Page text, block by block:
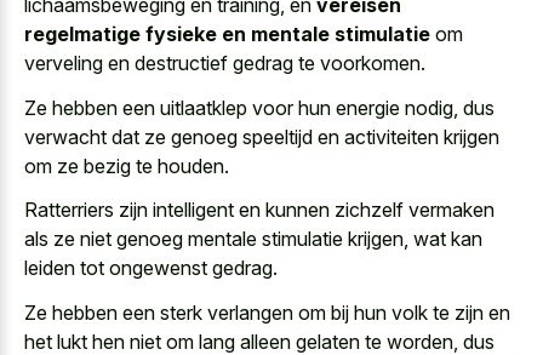
lichaamsbeweging en training, en vereisen
regelmatige fysieke en mentale stimulatie om
verveling en destructief gedrag te voorkomen.
Ze hebben een uitlaatklep voor hun energie nodig, dus
verwacht dat ze genoeg speeltijd en activiteiten krijgen
om ze bezig te houden.
Ratterriers zijn intelligent en kunnen zichzelf vermaken
als ze niet genoeg mentale stimulatie krijgen, wat kan
leiden tot ongewenst gedrag.
Ze hebben een sterk verlangen om bij hun volk te zijn en
het lukt hen niet om lang alleen gelaten te worden, dus